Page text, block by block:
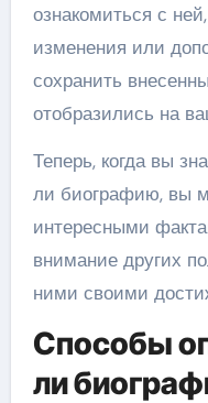
ознакомиться с
изменения или
сохранить
отобразились на
Теперь, когда вы
ли биографию, вы
интересными
внимание других
ними своими
Способы
ли